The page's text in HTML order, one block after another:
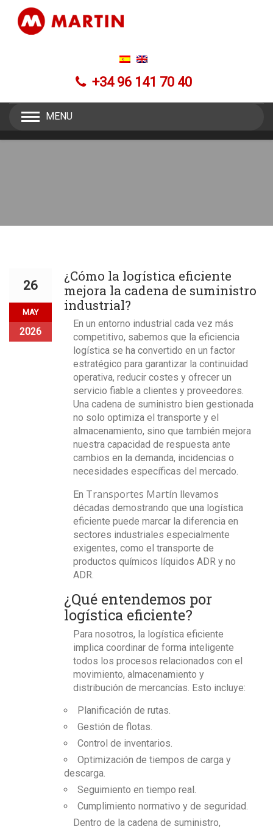
+34 96 141 70 40
MENU
26
MAY
2026
¿Cómo la logística eficiente
mejora la cadena de suministro
industrial?
En un entorno industrial cada vez más
competitivo, sabemos que la eficiencia
logística se ha convertido en un factor
estratégico para garantizar la continuidad
operativa, reducir costes y ofrecer un
servicio fiable a clientes y proveedores.
Una cadena de suministro bien gestionada
no solo optimiza el transporte y el
almacenamiento, sino que también mejora
nuestra capacidad de respuesta ante
cambios en la demanda, incidencias o
necesidades específicas del mercado.
En Transportes Martín llevamos
décadas demostrando que una logística
eficiente puede marcar la diferencia en
sectores industriales especialmente
exigentes, como el transporte de
productos químicos líquidos ADR y no
ADR.
¿Qué entendemos por
logística eficiente?
Para nosotros, la logística eficiente
implica coordinar de forma inteligente
todos los procesos relacionados con el
movimiento, almacenamiento y
distribución de mercancías. Esto incluye:
Planificación de rutas.
Gestión de flotas.
Control de inventarios.
Optimización de tiempos de carga y
descarga.
Seguimiento en tiempo real.
Cumplimiento normativo y de seguridad.
Dentro de la cadena de suministro,